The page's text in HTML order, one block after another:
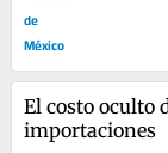
de
México
El costo oculto
importaciones